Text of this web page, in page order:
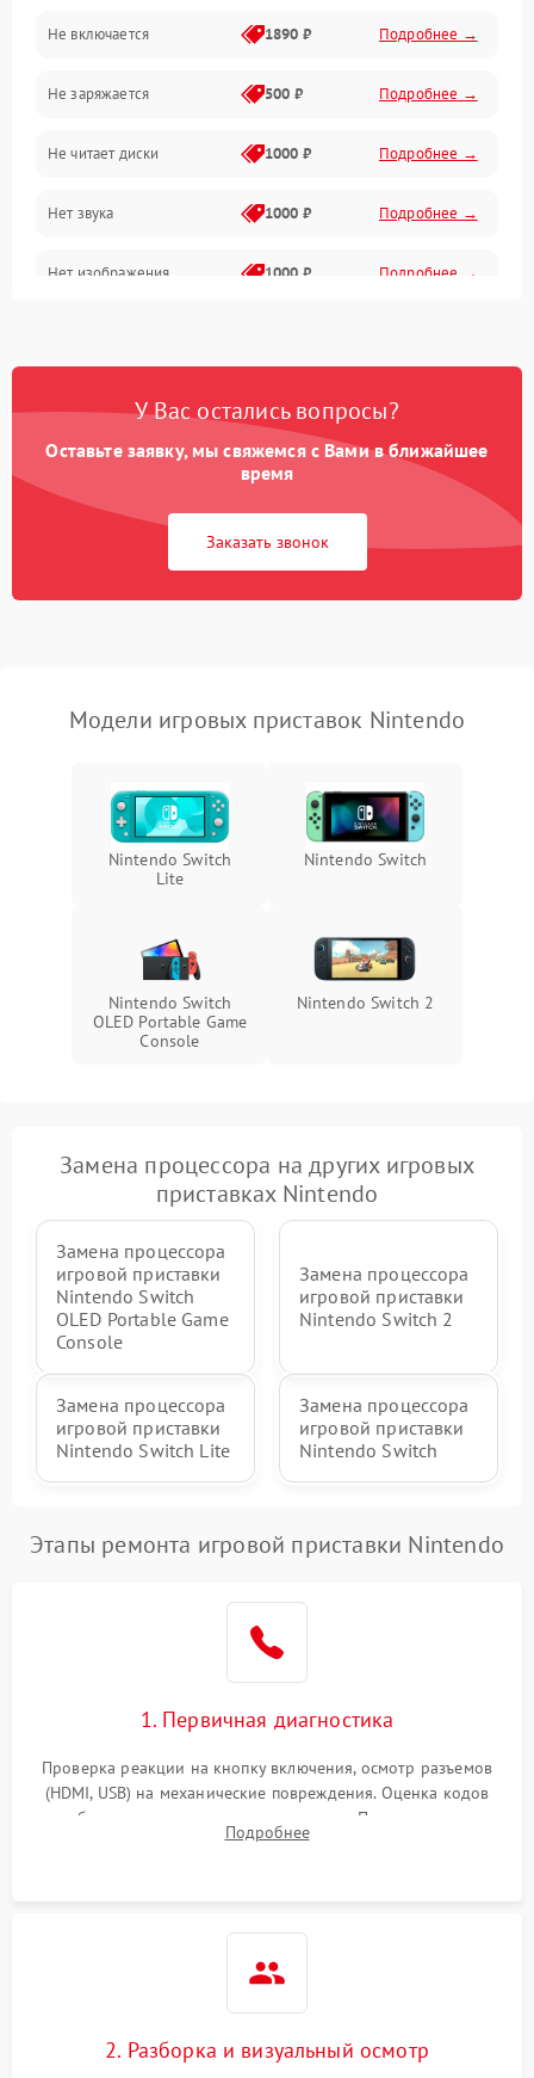
Сеть и онлайн
Геймпады и аксессуары
Разъёмы и корпус
Питание и электрика
Перегрев и охлаждение
Изображение
Не включается 1890 ₽ Подробнее →
Не заряжается 500 ₽ Подробнее →
Не читает диски 1000 ₽ Подробнее →
Нет звука 1000 ₽ Подробнее →
Нет изображения 1000 ₽ Подробнее →
У Вас остались вопросы?
Оставьте заявку, мы свяжемся с Вами в ближайшее
время
Заказать звонок
Модели игровых приставок Nintendo
Nintendo Switch
Lite
Nintendo Switch
Nintendo Switch
OLED Portable Game
Console
Nintendo Switch 2
Замена процессора на других игровых
приставках Nintendo
Замена процессора
игровой приставки
Nintendo Switch
OLED Portable Game
Console
Замена процессора
игровой приставки
Nintendo Switch 2
Замена процессора
игровой приставки
Nintendo Switch Lite
Замена процессора
игровой приставки
Nintendo Switch
Этапы ремонта игровой приставки Nintendo
1. Первичная диагностика
Проверка реакции на кнопку включения, осмотр разъемов
(HDMI, USB) на механические повреждения. Оценка кодов
ошибок на экране или по индикаторам. Проверка чтения
дисков, работы геймпадов и наличия гарантийных пломб.
Подробнее
2. Разборка и визуальный осмотр